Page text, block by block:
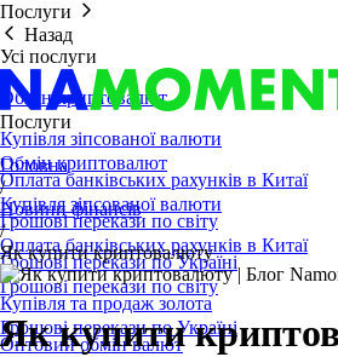
Послуги
Назад
Усі послуги
Обмін криптовалют
Купівля зіпсованої валюти
Оплата банківських рахунків в Китаї
Грошові перекази по світу
Грошові перекази по Україні
Купівля та продаж золота
Оптовий обмін валют
Послуги
Обмін криптовалют
Купівля зіпсованої валюти
Оплата банківських рахунків в Китаї
Грошові перекази по світу
Грошові перекази по Україні
Головна
/
Новини фінансів
/
Як купити криптовалюту
Як купити